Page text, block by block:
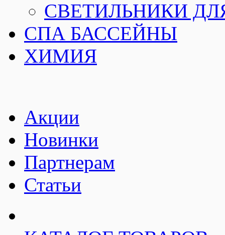
СВЕТИЛЬНИКИ
СПА БАССЕЙНЫ
ХИМИЯ
Акции
Новинки
Партнерам
Статьи